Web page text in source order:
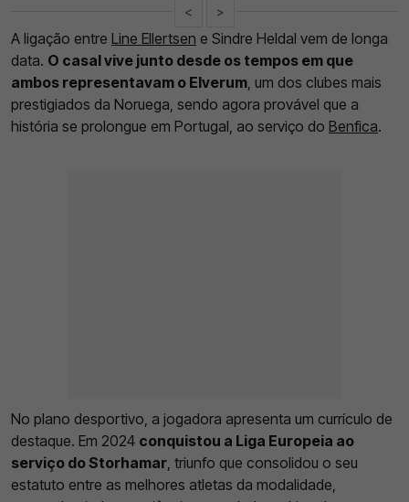
< >
A ligação entre Line Ellertsen e Sindre Heldal vem de longa
data. O casal vive junto desde os tempos em que
ambos representavam o Elverum , um dos clubes mais
prestigiados da Noruega, sendo agora provável que a
história se prolongue em Portugal, ao serviço do Benfica.
No plano desportivo, a jogadora apresenta um currículo de
destaque. Em 2024 conquistou a Liga Europeia ao
serviço do Storhamar , triunfo que consolidou o seu
estatuto entre as melhores atletas da modalidade,